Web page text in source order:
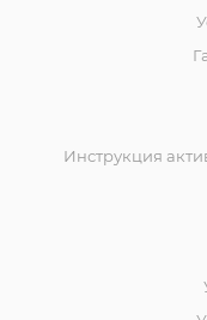
Инструкция